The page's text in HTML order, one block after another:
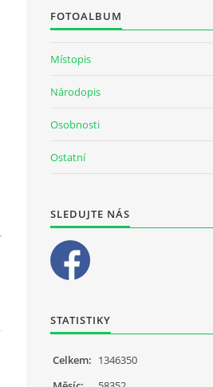
FOTOALBUM
Místopis
Národopis
Osobnosti
Ostatní
SLEDUJTE NÁS
STATISTIKY
Celkem: 1346350